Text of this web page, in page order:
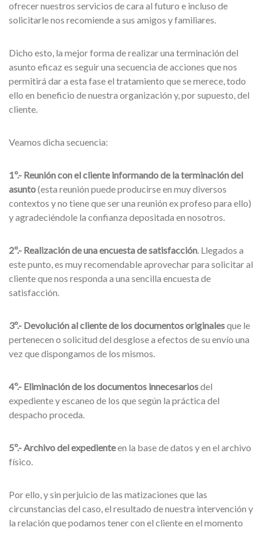
ofrecer nuestros servicios de cara al futuro e incluso de
solicitarle nos recomiende a sus amigos y familiares.
Dicho esto, la mejor forma de realizar una terminación del
asunto eficaz es seguir una secuencia de acciones que nos
permitirá dar a esta fase el tratamiento que se merece, todo
ello en beneficio de nuestra organización y, por supuesto, del
cliente.
Veamos dicha secuencia:
1º.- Reunión con el cliente informando de la terminación del
asunto(esta reunión puede producirse en muy diversos
contextos y no tiene que ser una reunión ex profeso para ello)
y agradeciéndole la confianza depositada en nosotros.
2º.- Realización de una encuesta de satisfacción. Llegados a
este punto, es muy recomendable aprovechar para solicitar al
cliente que nos responda a una sencilla encuesta de
satisfacción.
3º.- Devolución al cliente de los documentos originalesque le
pertenecen o solicitud del desglose a efectos de su envío una
vez que dispongamos de los mismos.
4º.- Eliminación de los documentos innecesariosdel
expediente y escaneo de los que según la práctica del
despacho proceda.
5º.- Archivo del expedienteen la base de datos y en el archivo
físico.
Por ello, y sin perjuicio de las matizaciones que las
circunstancias del caso, el resultado de nuestra intervención y
la relación que podamos tener con el cliente en el momento